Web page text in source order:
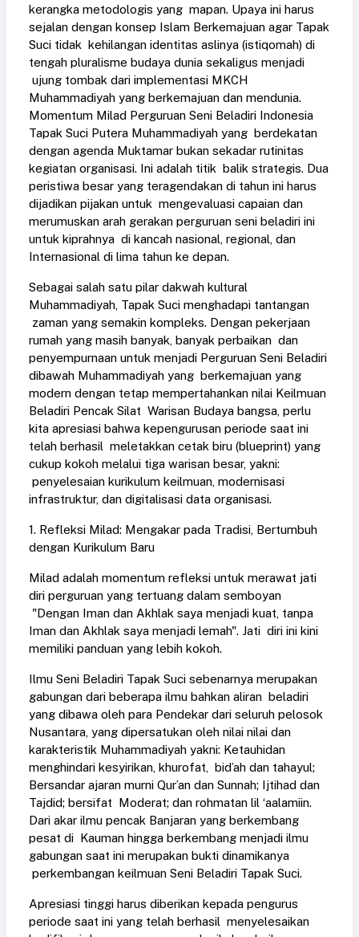
kerangka metodologis yang mapan. Upaya ini harus
sejalan dengan konsep Islam Berkemajuan agar Tapak
Suci tidak kehilangan identitas aslinya (istiqomah) di
tengah pluralisme budaya dunia sekaligus menjadi
ujung tombak dari implementasi MKCH
Muhammadiyah yang berkemajuan dan mendunia.
Momentum Milad Perguruan Seni Beladiri Indonesia
Tapak Suci Putera Muhammadiyah yang berdekatan
dengan agenda Muktamar bukan sekadar rutinitas
kegiatan organisasi. Ini adalah titik balik strategis. Dua
peristiwa besar yang teragendakan di tahun ini harus
dijadikan pijakan untuk mengevaluasi capaian dan
merumuskan arah gerakan perguruan seni beladiri ini
untuk kiprahnya di kancah nasional, regional, dan
Internasional di lima tahun ke depan.
Sebagai salah satu pilar dakwah kultural
Muhammadiyah, Tapak Suci menghadapi tantangan
zaman yang semakin kompleks. Dengan pekerjaan
rumah yang masih banyak, banyak perbaikan dan
penyempurnaan untuk menjadi Perguruan Seni Beladiri
dibawah Muhammadiyah yang berkemajuan yang
modern dengan tetap mempertahankan nilai Keilmuan
Beladiri Pencak Silat Warisan Budaya bangsa, perlu
kita apresiasi bahwa kepengurusan periode saat ini
telah berhasil meletakkan cetak biru (blueprint) yang
cukup kokoh melalui tiga warisan besar, yakni:
penyelesaian kurikulum keilmuan, modernisasi
infrastruktur, dan digitalisasi data organisasi.
1. Refleksi Milad: Mengakar pada Tradisi, Bertumbuh
dengan Kurikulum Baru
Milad adalah momentum refleksi untuk merawat jati
diri perguruan yang tertuang dalam semboyan
"Dengan Iman dan Akhlak saya menjadi kuat, tanpa
Iman dan Akhlak saya menjadi lemah". Jati diri ini kini
memiliki panduan yang lebih kokoh.
Ilmu Seni Beladiri Tapak Suci sebenarnya merupakan
gabungan dari beberapa ilmu bahkan aliran beladiri
yang dibawa oleh para Pendekar dari seluruh pelosok
Nusantara, yang dipersatukan oleh nilai nilai dan
karakteristik Muhammadiyah yakni: Ketauhidan
menghindari kesyirikan, khurofat, bid’ah dan tahayul;
Bersandar ajaran murni Qur’an dan Sunnah; Ijtihad dan
Tajdid; bersifat Moderat; dan rohmatan lil ‘aalamiin.
Dari akar ilmu pencak Banjaran yang berkembang
pesat di Kauman hingga berkembang menjadi ilmu
gabungan saat ini merupakan bukti dinamikanya
perkembangan keilmuan Seni Beladiri Tapak Suci.
Apresiasi tinggi harus diberikan kepada pengurus
periode saat ini yang telah berhasil menyelesaikan